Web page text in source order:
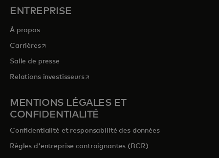
ENTREPRISE
À propos
Carrièress’ouvre dans un nouvel onglet
Salle de presse
Relations investisseurss’ouvre dans un nouvel onglet
MENTIONS LÉGALES ET
CONFIDENTIALITÉ
Confidentialité et responsabilité des données
Règles d'entreprise contraignantes (BCR)